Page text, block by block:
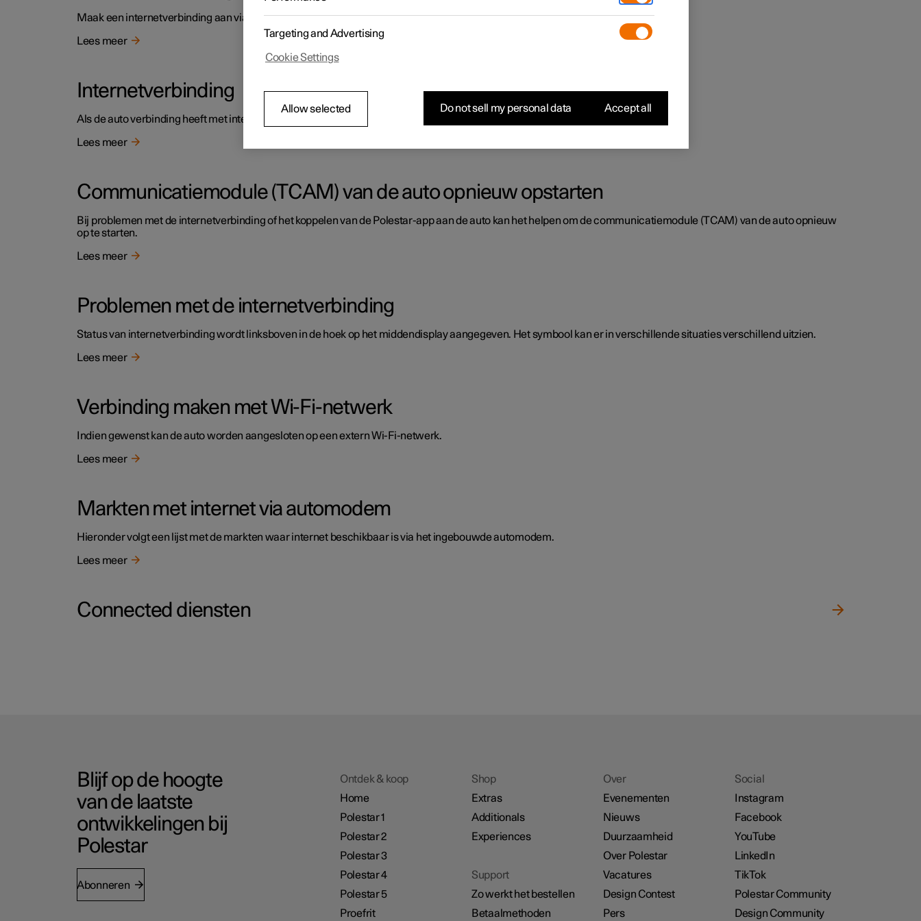
Maak een internetverbinding aan via Bluetooth via de hotspotfunctie van een telefoon.
Lees meer
Internetverbinding
Als de auto verbinding heeft met internet kunnen bijvoorbeeld internetradio en muziekdiensten via apps worden gebruikt.
Lees meer
Communicatiemodule (TCAM) van de auto opnieuw opstarten
Bij problemen met de internetverbinding of het koppelen van de Polestar-app aan de auto kan het helpen om de communicatiemodule (TCAM) van de auto opnieuw
op te starten.
Lees meer
Problemen met de internetverbinding
Status van internetverbinding wordt linksboven in de hoek op het middendisplay aangegeven. Het symbool kan er in verschillende situaties verschillend uitzien.
Lees meer
Verbinding maken met Wi-Fi-netwerk
Indien gewenst kan de auto worden aangesloten op een extern Wi-Fi-netwerk.
Lees meer
Markten met internet via automodem
Hieronder volgt een lijst met de markten waar internet beschikbaar is via het ingebouwde automodem.
Lees meer
Connected diensten
Blijf op de hoogte
van de laatste
ontwikkelingen bij
Polestar
Abonneren
Ontdek & koop
Home
Polestar 1
Polestar 2
Polestar 3
Polestar 4
Polestar 5
Proefrit
Shop
Extras
Additionals
Experiences
Support
Zo werkt het bestellen
Betaalmethoden
Over
Evenementen
Nieuws
Duurzaamheid
Over Polestar
Vacatures
Design Contest
Pers
Social
Instagram
Facebook
YouTube
LinkedIn
TikTok
Polestar Community
Design Community
Targeting and Advertising
Cookie Settings
Allow selected Do not sell my personal data Accept all